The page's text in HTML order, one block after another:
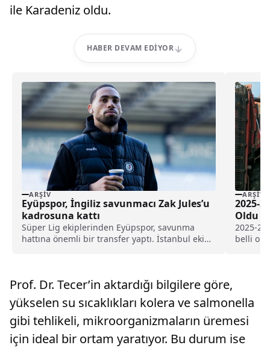
ile Karadeniz oldu.
HABER DEVAM EDIYOR
ARŞIV
Eyüpspor, İngiliz savunmacı Zak Jules’u
kadrosuna kattı
Süper Lig ekiplerinden Eyüpspor, savunma
hattına önemli bir transfer yaptı. İstanbul ekibi,
ARŞIV
2025-
Oldu
2025-
belli
Prof. Dr. Tecer’in aktardığı bilgilere göre,
yükselen su sıcaklıkları kolera ve salmonella
gibi tehlikeli, mikroorganizmaların üremesi
için ideal bir ortam yaratıyor. Bu durum ise